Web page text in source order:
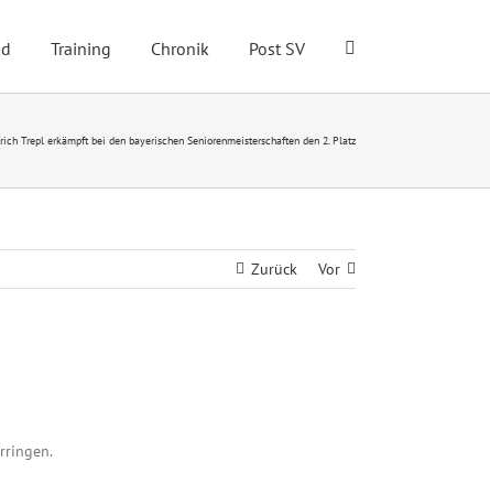
Training Chronik Post SV
Trepl erkämpft bei den bayerischen Seniorenmeisterschaften den 2. Platz
Zurück Vor